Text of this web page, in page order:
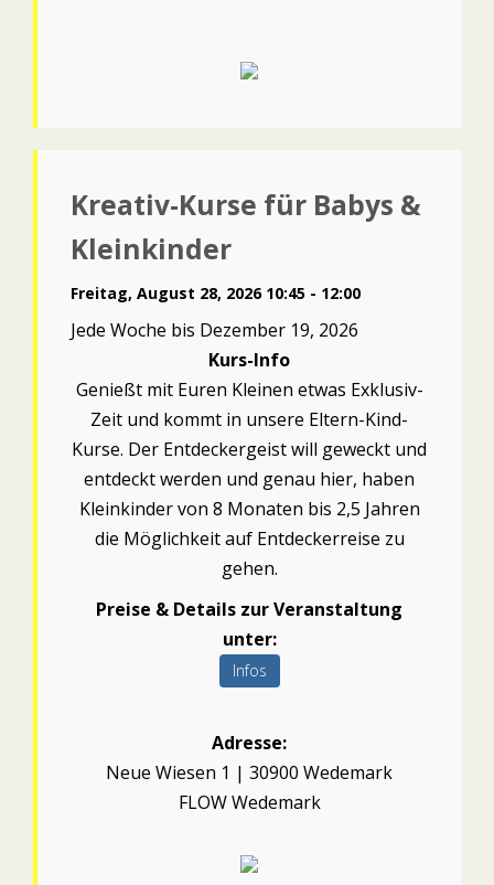
Kreativ-Kurse für Babys &
Kleinkinder
Freitag, August 28, 2026 10:45 - 12:00
Jede Woche bis Dezember 19, 2026
Kurs-Info
Genießt mit Euren Kleinen etwas Exklusiv-
Zeit und kommt in unsere Eltern-Kind-
Kurse. Der Entdeckergeist will geweckt und
entdeckt werden und genau hier, haben
Kleinkinder von 8 Monaten bis 2,5 Jahren
die Möglichkeit auf Entdeckerreise zu
gehen.
Preise & Details zur Veranstaltung
unter:
Infos
Adresse:
Neue Wiesen 1 | 30900 Wedemark
FLOW Wedemark